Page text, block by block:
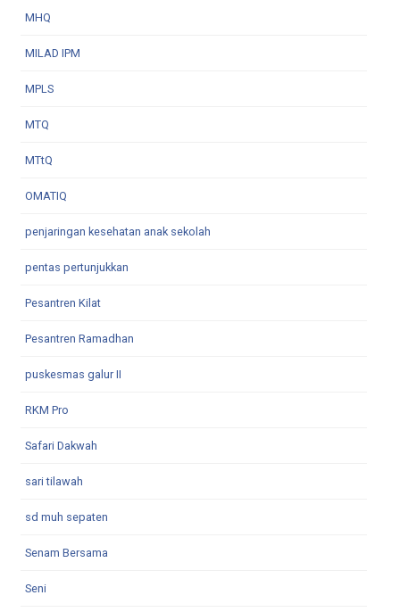
MHQ
MILAD IPM
MPLS
MTQ
MTtQ
OMATIQ
penjaringan kesehatan anak sekolah
pentas pertunjukkan
Pesantren Kilat
Pesantren Ramadhan
puskesmas galur II
RKM Pro
Safari Dakwah
sari tilawah
sd muh sepaten
Senam Bersama
Seni